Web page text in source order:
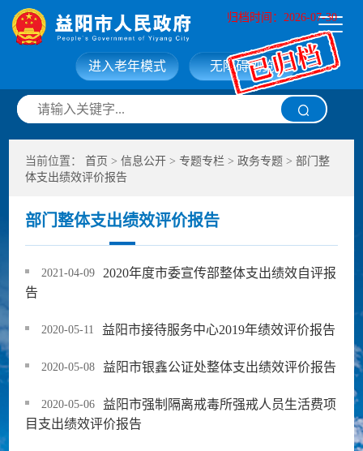
归档时间：2026-07-30
网站首页 走进益阳
信息公开 政务服务
互动交流
无障碍浏览
进入老年模式
当前位置：首页 >信息公开 >专题专栏 >政务专题 >部门整
体支出绩效评价报告
部门整体支出绩效评价报告
2021-04-09
2020年度市委宣传部整体支出绩效自评报
告
2020-05-11 益阳市接待服务中心2019年绩效评价报告
2020-05-08 益阳市银鑫公证处整体支出绩效评价报告
2020-05-06
益阳市强制隔离戒毒所强戒人员生活费项
目支出绩效评价报告